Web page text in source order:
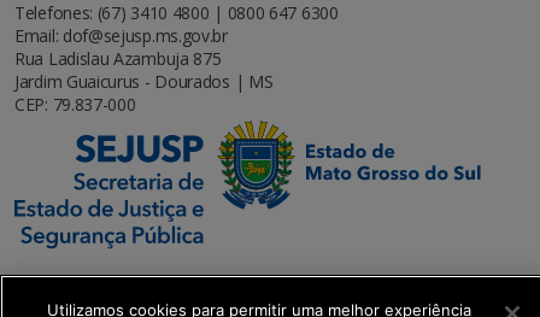
Telefones: (67) 3410 4800 | 0800 647 6300
Email: dof@sejusp.ms.gov.br
Rua Ladislau Azambuja 875
Jardim Guaicurus - Dourados | MS
CEP: 79.837-000
Utilizamos cookies para permitir uma melhor experiência